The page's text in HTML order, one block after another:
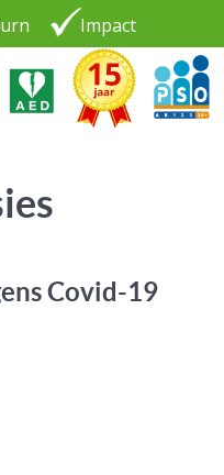
Impact
Covid-19